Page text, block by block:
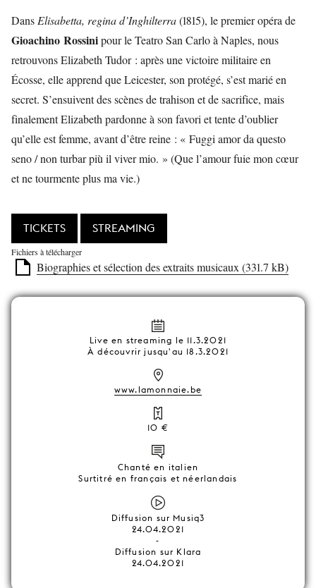
Dans Elisabetta, regina d’Inghilterra(1815), le premier opéra de
Gioachino Rossinipour le Teatro San Carlo à Naples, nous
retrouvons Elizabeth Tudor : après une victoire militaire en
Écosse, elle apprend que Leicester, son protégé, s’est marié en
secret. S’ensuivent des scènes de trahison et de sacrifice, mais
finalement Elizabeth pardonne à son favori et tente d’oublier
qu’elle est femme, avant d’être reine : « Fuggi amor da questo
seno / non turbar più il viver mio. » (Que l’amour fuie mon cœur
et ne tourmente plus ma vie.)
TICKETS STREAMING
Fichiers à télécharger
Biographies et sélection des extraits musicaux (331.7 kB)
Live en streaming le 11.3.2021
À découvrir jusqu'au 18.3.2021
www.lamonnaie.be
10 €
Chanté en italien
Surtitré en français et néerlandais
Diffusion sur Musiq3
24.04.2021
-
Diffusion sur Klara
24.04.2021